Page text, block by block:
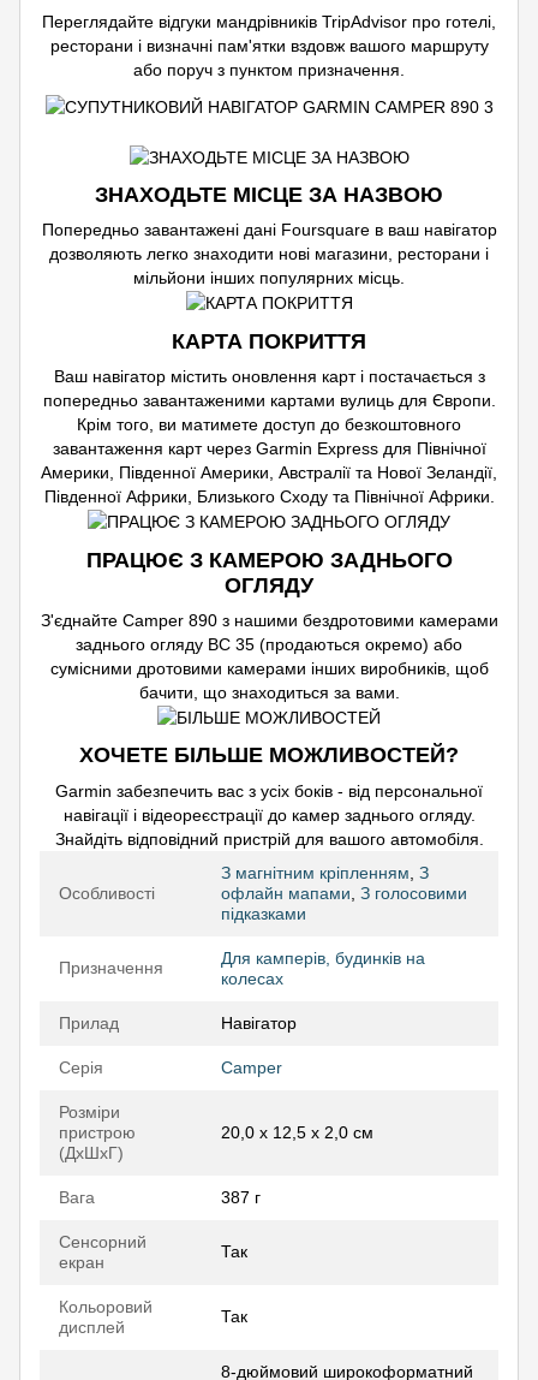
Переглядайте відгуки мандрівників TripAdvisor про готелі,
ресторани і визначні пам'ятки вздовж вашого маршруту
або поруч з пунктом призначення.
ЗНАХОДЬТЕ МІСЦЕ ЗА НАЗВОЮ
Попередньо завантажені дані Foursquare в ваш навігатор
дозволяють легко знаходити нові магазини, ресторани і
мільйони інших популярних місць.
КАРТА ПОКРИТТЯ
Ваш навігатор містить оновлення карт і постачається з
попередньо завантаженими картами вулиць для Європи.
Крім того, ви матимете доступ до безкоштовного
завантаження карт через Garmin Express для Північної
Америки, Південної Америки, Австралії та Нової Зеландії,
Південної Африки, Близького Сходу та Північної Африки.
ПРАЦЮЄ З КАМЕРОЮ ЗАДНЬОГО
ОГЛЯДУ
З'єднайте Camper 890 з нашими бездротовими камерами
заднього огляду BC 35 (продаються окремо) або
сумісними дротовими камерами інших виробників, щоб
бачити, що знаходиться за вами.
ХОЧЕТЕ БІЛЬШЕ МОЖЛИВОСТЕЙ?
Garmin забезпечить вас з усіх боків - від персональної
навігації і відеореєстрації до камер заднього огляду.
Знайдіть відповідний пристрій для вашого автомобіля.
Особливості
З магнітним кріпленням З
офлайн мапами З голосовими
підказками
Призначення
Для камперів, будинків на
колесах
Прилад Навігатор
Серія Camper
Розміри
пристрою
(ДхШхГ)
20,0 х 12,5 х 2,0 см
Вага 387 г
Сенсорний
екран
Так
Кольоровий
дисплей
Так
8-дюймовий широкоформатний